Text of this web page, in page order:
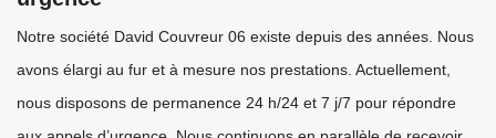
Notre société David Couvreur 06 existe depuis des années. Nous
avons élargi au fur et à mesure nos prestations. Actuellement,
nous disposons de permanence 24 h/24 et 7 j/7 pour répondre